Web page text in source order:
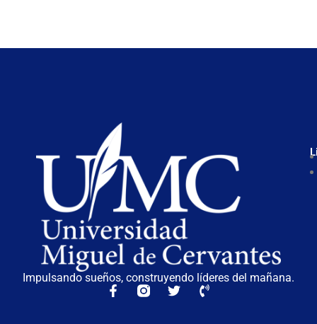
Impulsando sueños, construyendo líderes del mañana.